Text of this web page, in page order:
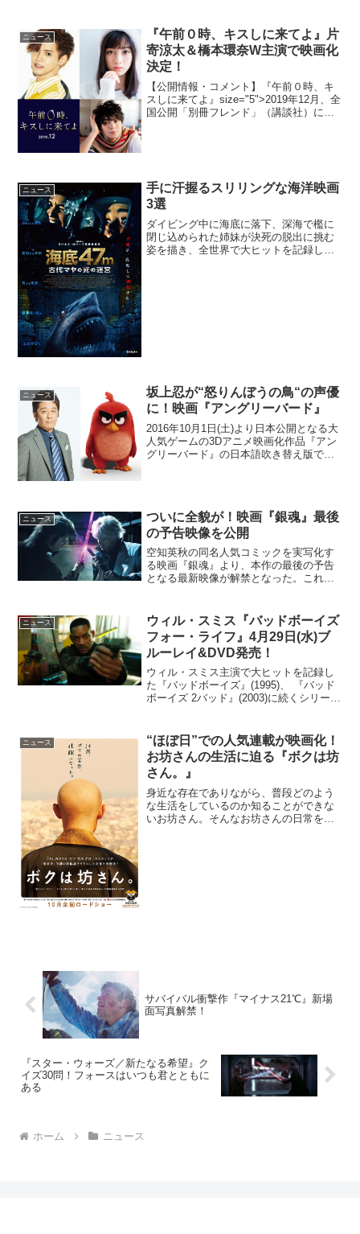
ニュース
『午前０時、キスしに来てよ』片
寄涼太＆橋本環奈W主演で映画化
決定！
【公開情報・コメント】『午前０時、キ
スしに来てよ』size="5">2019年12月、全
国公開「別冊フレンド」（講談社）にて
ニュース
手に汗握るスリリングな海洋映画
3選
ダイビング中に海底に落下、深海で檻に
閉じ込められた姉妹が決死の脱出に挑む
姿を描き、全世界で大ヒットを記録した
ニュース
坂上忍が“怒りんぼうの鳥“の声優
に！映画『アングリーバード』
2016年10月1日(土)より日本公開となる大
人気ゲームの3Dアニメ映画化作品『アン
グリーバード』の日本語吹き替え版で、
ニュース
ついに全貌が！映画『銀魂』最後
の予告映像を公開
空知英秋の同名人気コミックを実写化す
る映画『銀魂』より、本作の最後の予告
となる最新映像が解禁となった。これが
白夜叉と恐れられた銀時(小栗旬)。いまは
新八(菅田将暉)や神...
ニュース
ウィル・スミス『バッドボーイズ
フォー・ライフ』4月29日(水)ブ
ルーレイ&DVD発売！
ウィル・スミス主演で大ヒットを記録し
た『バッドボーイズ』(1995)、 『バッド
ボーイズ 2バッド』(2003)に続くシリーズ
始。ブルーレイ&DVDがリリースされ...
ニュース
“ほぼ日”での人気連載が映画化！
お坊さんの生活に迫る『ボクは坊
さん。』
身近な存在でありながら、普段どのよう
な生活をしているのか知ることができな
いお坊さん。そんなお坊さんの日常を描
サバイバル衝撃作『マイナス21℃』新場
面写真解禁！
『スター・ウォーズ／新たなる希望』ク
イズ30問！フォースはいつも君とともに
ある
ホーム ニュース